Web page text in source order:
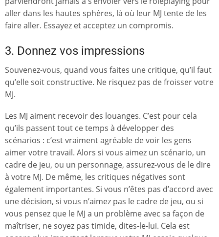
aller dans les hautes sphères, là où leur MJ tente de les
faire aller. Essayez et acceptez un compromis.
3. Donnez vos impressions
Souvenez-vous, quand vous faites une critique, qu’il faut
qu’elle soit constructive. Ne risquez pas de froisser votre
MJ.
Les MJ aiment recevoir des louanges. C’est pour cela
qu’ils passent tout ce temps à développer des
scénarios : c’est vraiment agréable de voir les gens
aimer votre travail. Alors si vous aimez un scénario, un
cadre de jeu, ou un personnage, assurez-vous de le dire
à votre MJ. De même, les critiques négatives sont
également importantes. Si vous n’êtes pas d’accord avec
une décision, si vous n’aimez pas le cadre de jeu, ou si
vous pensez que le MJ a un problème avec sa façon de
maîtriser, ne soyez pas timide, dites-le-lui. Cela est